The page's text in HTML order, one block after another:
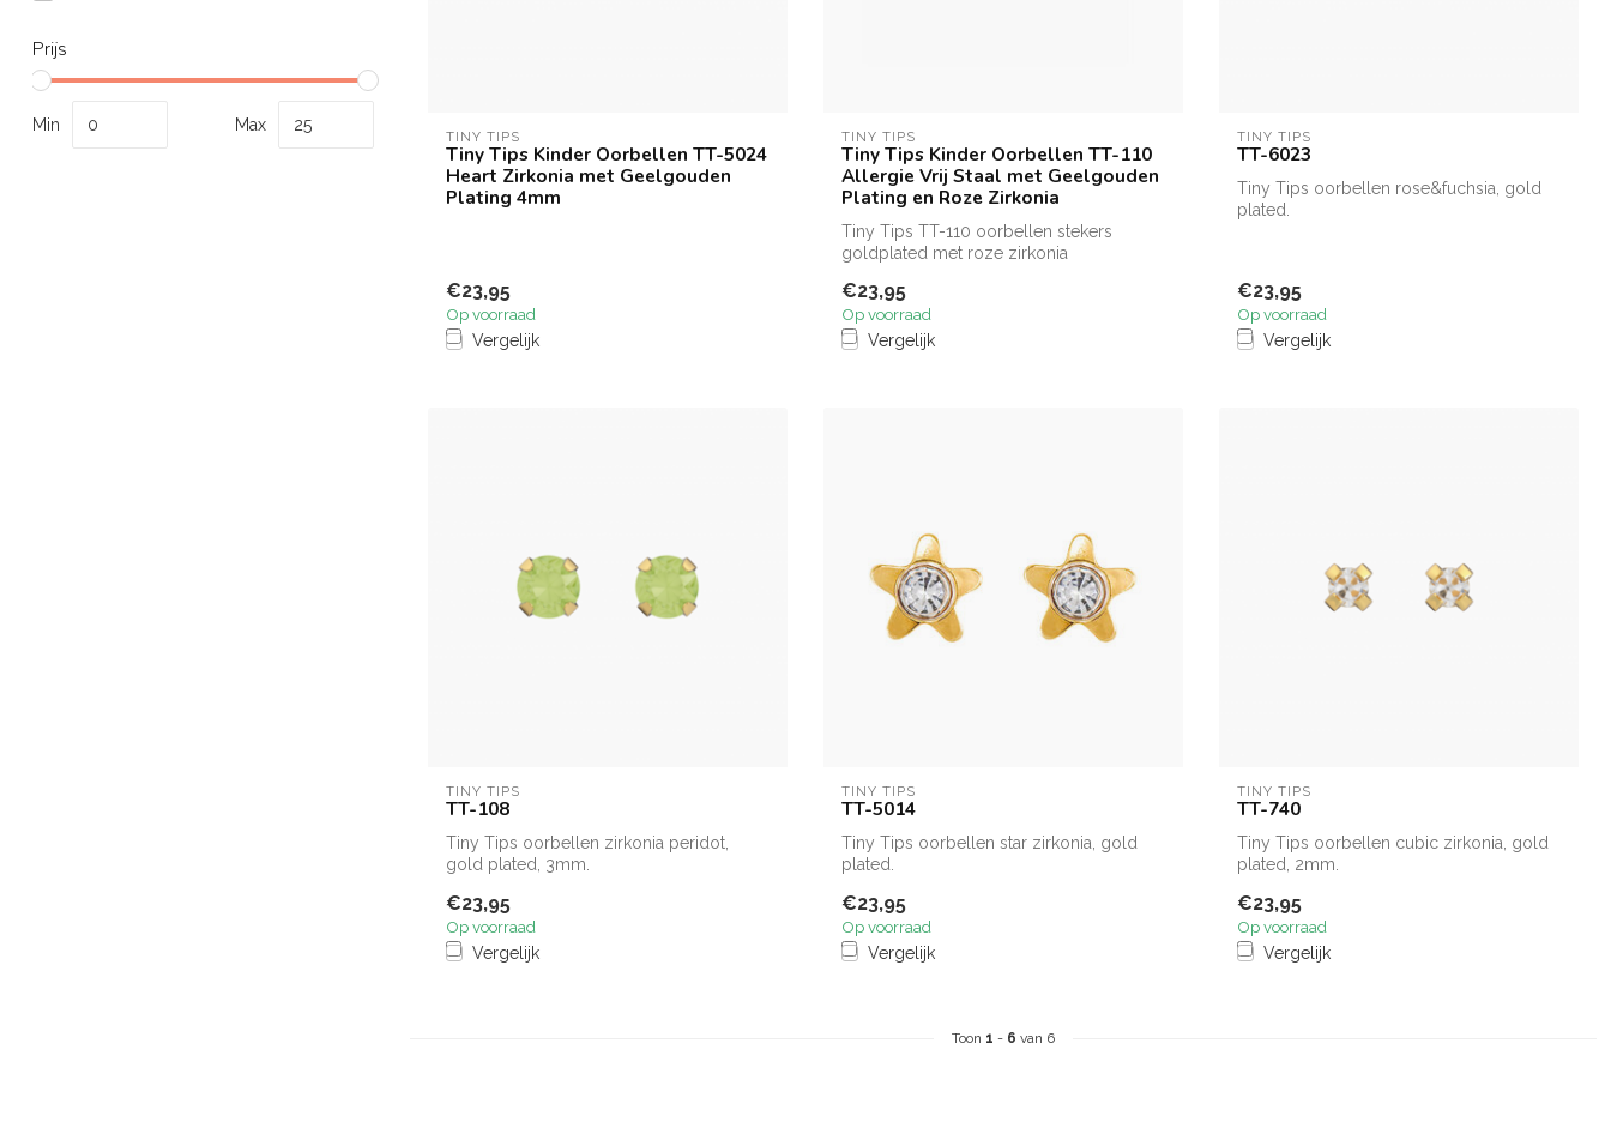
Prijs
Min Max
TINY TIPS
Tiny Tips Kinder Oorbellen TT-5024
Heart Zirkonia met Geelgouden
Plating 4mm
€23,95
Op voorraad
Vergelijk
TINY TIPS
Tiny Tips Kinder Oorbellen TT-110
Allergie Vrij Staal met Geelgouden
Plating en Roze Zirkonia
Tiny Tips TT-110 oorbellen stekers
goldplated met roze zirkonia
€23,95
Op voorraad
Vergelijk
TINY TIPS
TT-6023
Tiny Tips oorbellen rose&fuchsia, gold
plated.
€23,95
Op voorraad
Vergelijk
TINY TIPS
TT-108
Tiny Tips oorbellen zirkonia peridot,
gold plated, 3mm.
€23,95
Op voorraad
Vergelijk
TINY TIPS
TT-5014
Tiny Tips oorbellen star zirkonia, gold
plated.
€23,95
Op voorraad
Vergelijk
TINY TIPS
TT-740
Tiny Tips oorbellen cubic zirkonia, gold
plated, 2mm.
€23,95
Op voorraad
Vergelijk
Toon 1 - 6 van 6